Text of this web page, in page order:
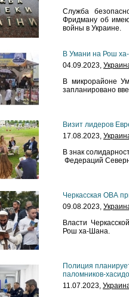
Служба
Фридману об
войны в Украине.
В Умани на Рош
04.09.2023,
В микрорайоне
запланировано
Визит лидеров
17.08.2023,
В знак
Федераций
Черкасская ОВА
09.08.2023,
Власти
Рош ха-Шана.
Полиция
паломников-
11.07.2023,